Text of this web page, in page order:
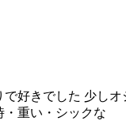
で好きでした 少し
重い・シックな